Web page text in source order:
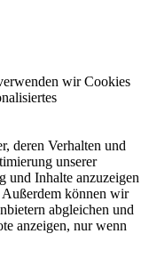
wir Cookies
deren Verhalten und
unserer
und Inhalte anzuzeigen
können wir
abgleichen und
anzeigen, nur wenn